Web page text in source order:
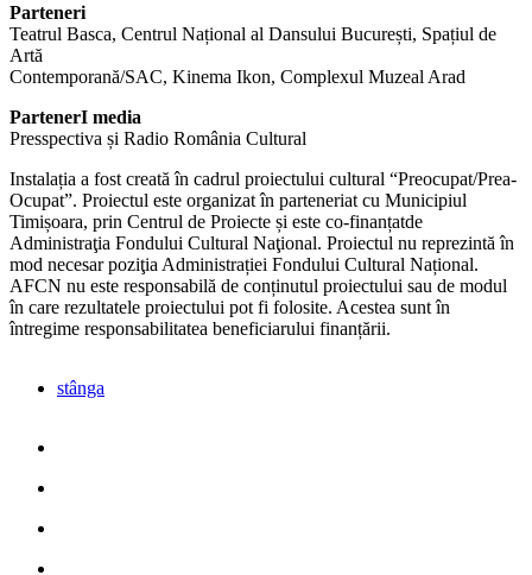
Parteneri
Teatrul Basca, Centrul Național al Dansului București, Spațiul de
Artă
Contemporană/SAC, Kinema Ikon, Complexul Muzeal Arad
PartenerI media
Presspectiva și Radio România Cultural
Instalația a fost creată în cadrul proiectului cultural “Preocupat/Prea-
Ocupat”. Proiectul este organizat în parteneriat cu Municipiul
Timișoara, prin Centrul de Proiecte și este co-finanțatde
Administraţia Fondului Cultural Naţional. Proiectul nu reprezintă în
mod necesar poziţia Administrației Fondului Cultural Național.
AFCN nu este responsabilă de conținutul proiectului sau de modul
în care rezultatele proiectului pot fi folosite. Acestea sunt în
întregime responsabilitatea beneficiarului finanțării.
stânga